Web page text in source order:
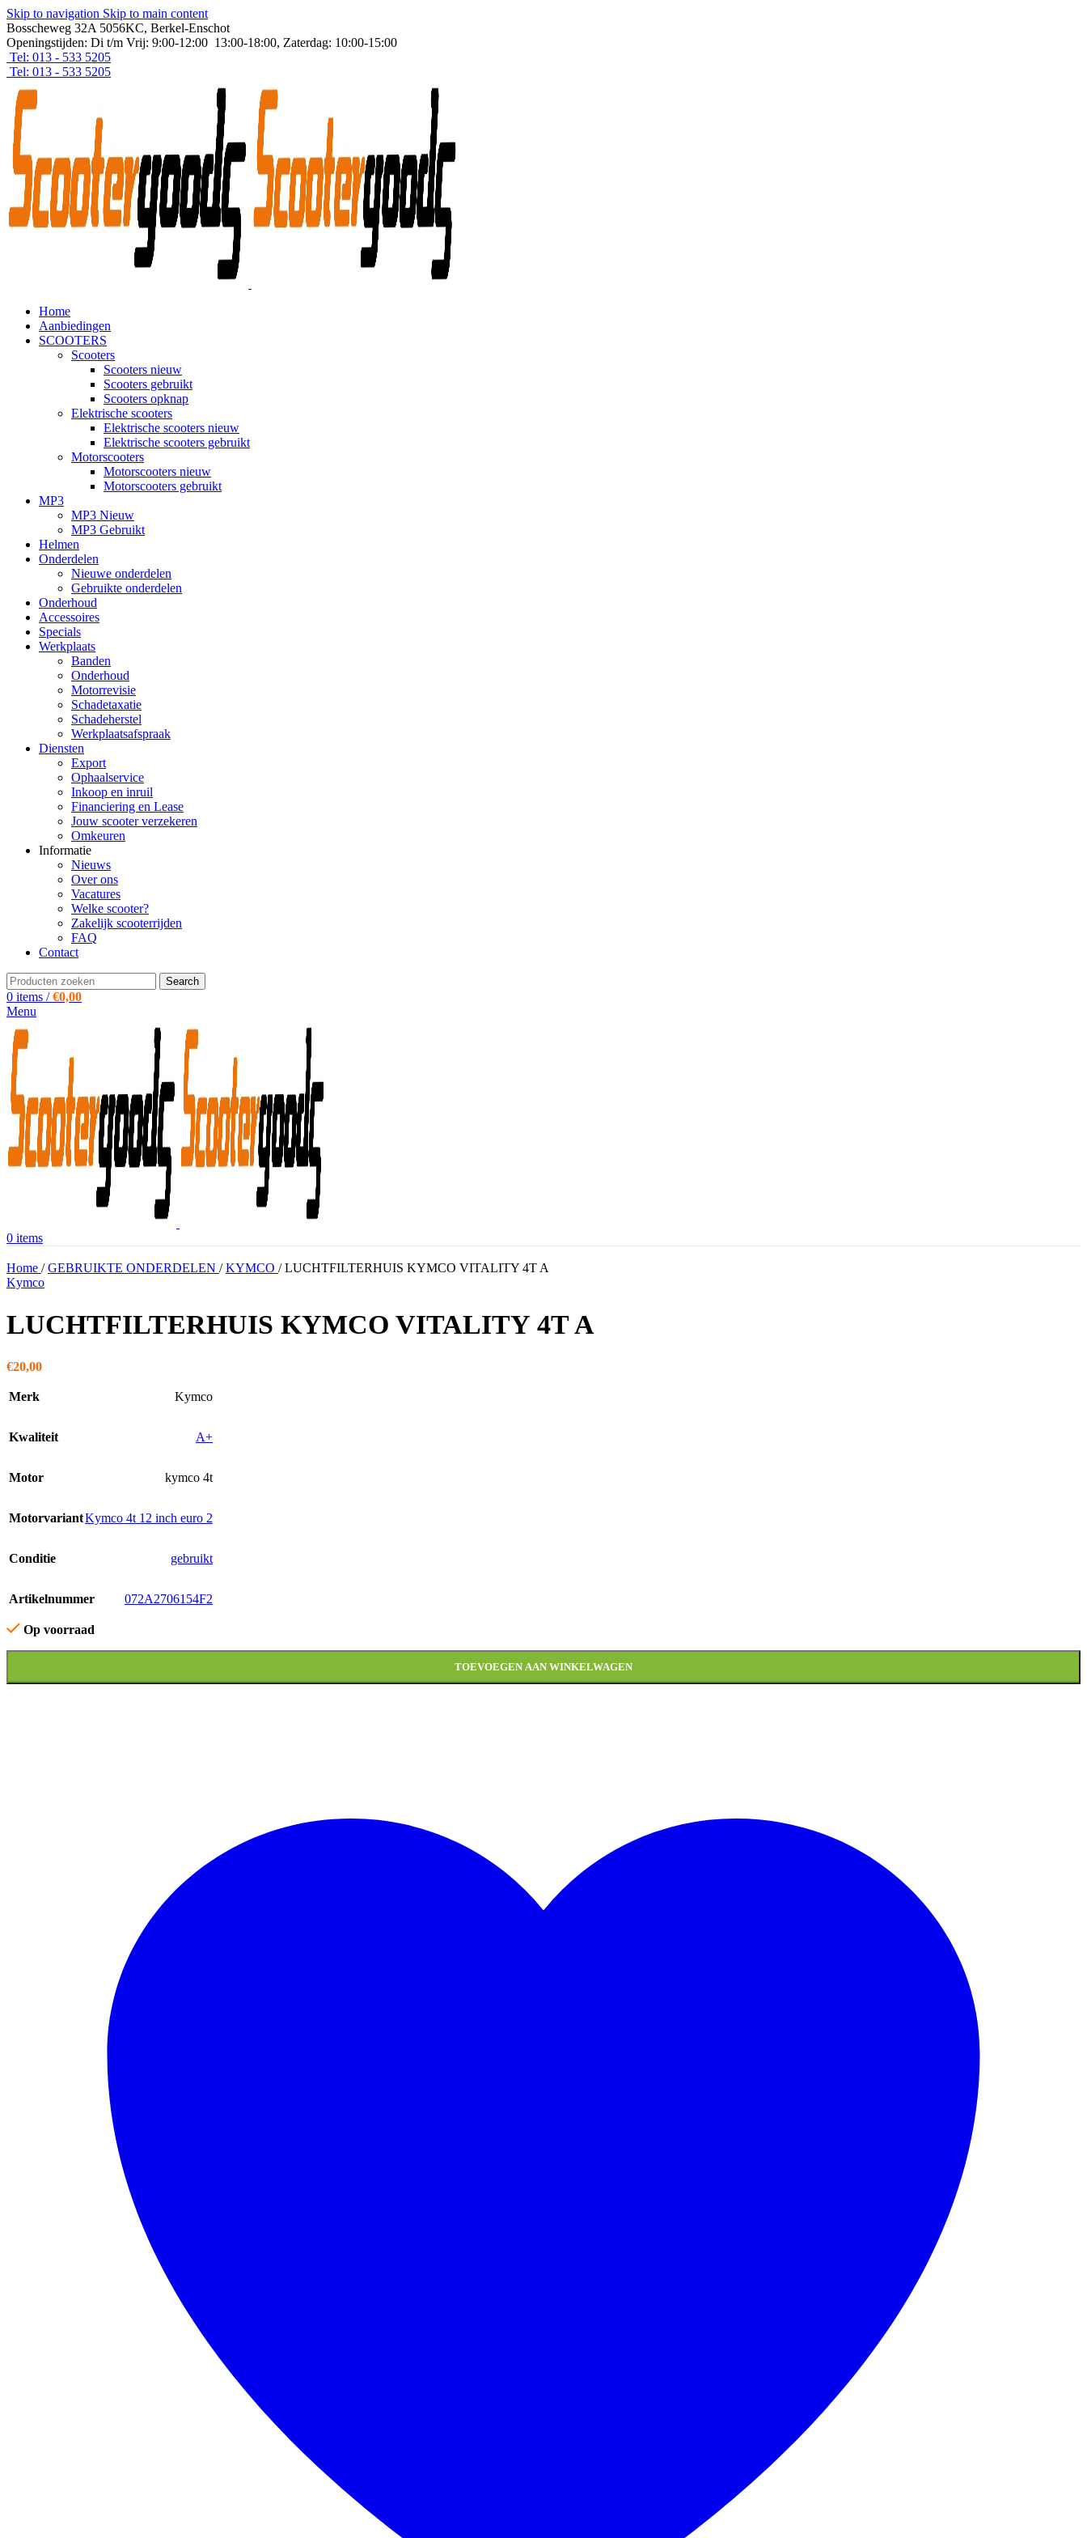
Skip to navigation Skip to main content
Bosscheweg 32A 5056KC, Berkel-Enschot
Openingstijden: Di t/m Vrij: 9:00-12:00 13:00-18:00, Zaterdag: 10:00-15:00
Tel: 013 - 533 5205
Tel: 013 - 533 5205
Home
Aanbiedingen
SCOOTERS
Scooters
Scooters nieuw
Scooters gebruikt
Scooters opknap
Elektrische scooters
Elektrische scooters nieuw
Elektrische scooters gebruikt
Motorscooters
Motorscooters nieuw
Motorscooters gebruikt
MP3
MP3 Nieuw
MP3 Gebruikt
Helmen
Onderdelen
Nieuwe onderdelen
Gebruikte onderdelen
Onderhoud
Accessoires
Specials
Werkplaats
Banden
Onderhoud
Motorrevisie
Schadetaxatie
Schadeherstel
Werkplaatsafspraak
Diensten
Export
Ophaalservice
Inkoop en inruil
Financiering en Lease
Jouw scooter verzekeren
Omkeuren
Informatie
Nieuws
Over ons
Vacatures
Welke scooter?
Zakelijk scooterrijden
FAQ
Contact
Search
0 items / €0,00
Menu
0 items
Home / GEBRUIKTE ONDERDELEN / KYMCO / LUCHTFILTERHUIS KYMCO VITALITY 4T A
Kymco
LUCHTFILTERHUIS KYMCO VITALITY 4T A
€20,00
Merk Kymco
Kwaliteit A+
Motor kymco 4t
MotorvariantKymco 4t 12 inch euro 2
Conditie gebruikt
Artikelnummer 072A2706154F2
Op voorraad
TOEVOEGEN AAN WINKELWAGEN